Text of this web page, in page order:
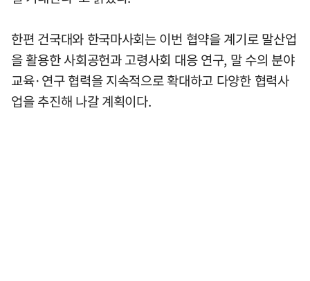
한편 건국대와 한국마사회는 이번 협약을 계기로 말산업
을 활용한 사회공헌과 고령사회 대응 연구, 말 수의 분야
교육·연구 협력을 지속적으로 확대하고 다양한 협력사
업을 추진해 나갈 계획이다.